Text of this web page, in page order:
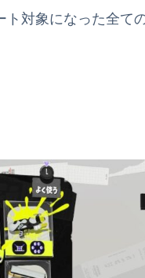
ト対象になった全て